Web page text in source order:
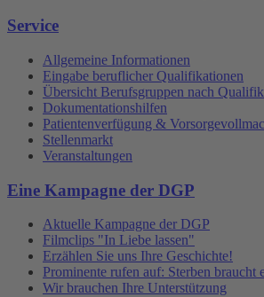
Service
Allgemeine Informationen
Eingabe beruflicher Qualifikationen
Übersicht Berufsgruppen nach
Dokumentationshilfen
Patientenverfügung &
Stellenmarkt
Veranstaltungen
Eine Kampagne der DGP
Aktuelle Kampagne der DGP
Filmclips "In Liebe lassen"
Erzählen Sie uns Ihre Geschichte!
Prominente rufen auf: Sterben braucht
Wir brauchen Ihre Unterstützung